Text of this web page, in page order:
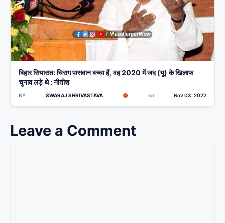
बिहार सियासत: चिराग पासवान बच्चा हैं, वह 2020 में जद (यू) के खिलाफ
चुनाव लड़े थे : नीतीश
BY SWARAJ SHRIVASTAVA on Nov 03, 2022
Leave a Comment